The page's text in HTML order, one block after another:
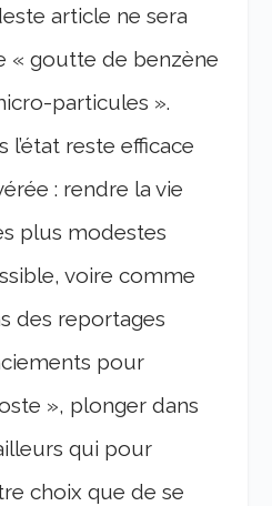
article ne sera
« goutte de benzène
particules ».
reste efficace
: rendre la vie
plus modestes
voire comme
des reportages
pour
», plonger dans
qui pour
choix que de se